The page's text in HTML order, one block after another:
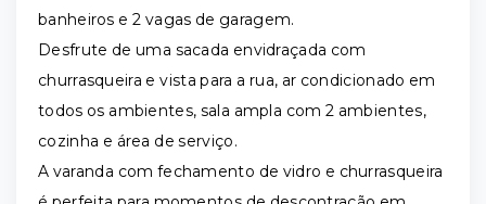
banheiros e 2 vagas de garagem.
Desfrute de uma sacada envidraçada com
churrasqueira e vista para a rua, ar condicionado em
todos os ambientes, sala ampla com 2 ambientes,
cozinha e área de serviço.
A varanda com fechamento de vidro e churrasqueira